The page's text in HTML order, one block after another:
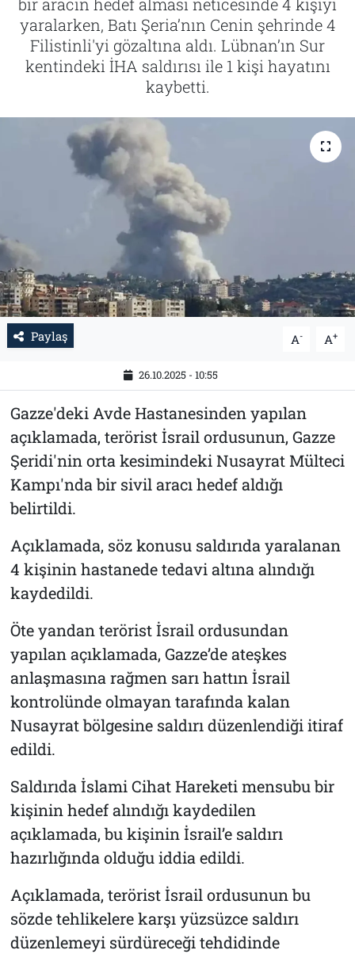
bir aracın hedef alması neticesinde 4 kişiyi
yaralarken, Batı Şeria’nın Cenin şehrinde 4
Filistinli'yi gözaltına aldı. Lübnan’ın Sur
kentindeki İHA saldırısı ile 1 kişi hayatını
kaybetti.
Paylaş A- A+
26.10.2025 - 10:55
Gazze'deki Avde Hastanesinden yapılan
açıklamada, terörist İsrail ordusunun, Gazze
Şeridi'nin orta kesimindeki Nusayrat Mülteci
Kampı'nda bir sivil aracı hedef aldığı
belirtildi.
Açıklamada, söz konusu saldırıda yaralanan
4 kişinin hastanede tedavi altına alındığı
kaydedildi.
Öte yandan terörist İsrail ordusundan
yapılan açıklamada, Gazze’de ateşkes
anlaşmasına rağmen sarı hattın İsrail
kontrolünde olmayan tarafında kalan
Nusayrat bölgesine saldırı düzenlendiği itiraf
edildi.
Saldırıda İslami Cihat Hareketi mensubu bir
kişinin hedef alındığı kaydedilen
açıklamada, bu kişinin İsrail’e saldırı
hazırlığında olduğu iddia edildi.
Açıklamada, terörist İsrail ordusunun bu
sözde tehlikelere karşı yüzsüzce saldırı
düzenlemeyi sürdüreceği tehdidinde
Tarih
İletişim
Künye